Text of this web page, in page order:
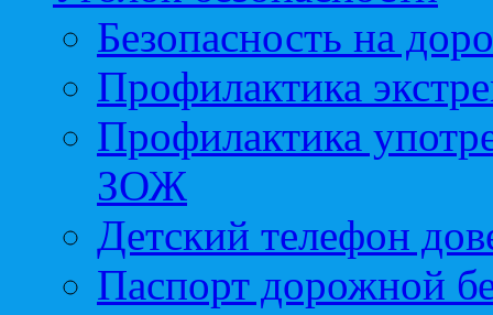
Безопасность на
Профилактика
Профилактика
ЗОЖ
Детский телефон
Паспорт дорожной